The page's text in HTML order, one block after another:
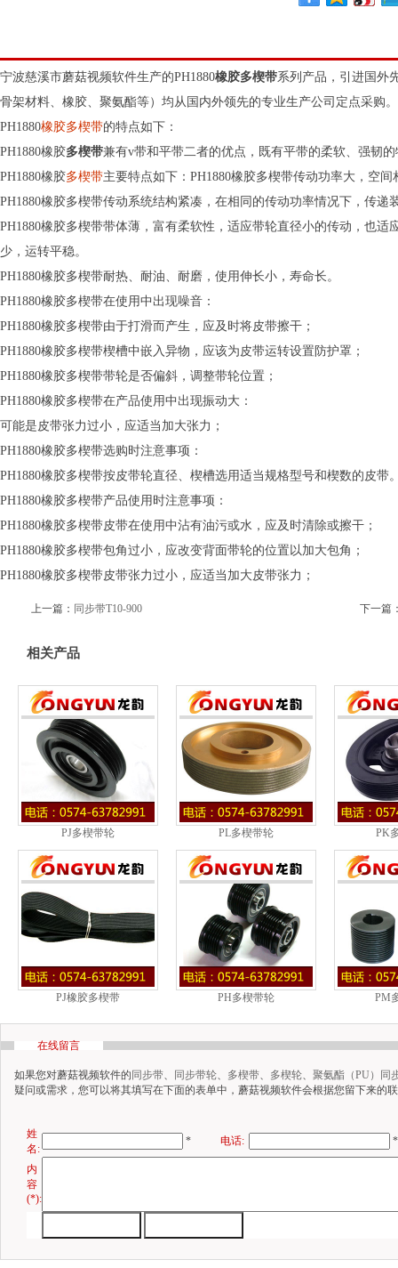
宁波慈溪市蘑菇视频软件生产的PH1880橡胶多楔带系列产品，引进国外
骨架材料、橡胶、聚氨酯等）均从国内外领先的专业生产公司定点采购。
PH1880橡胶多楔带的特点如下：
PH1880橡胶多楔带兼有v带和平带二者的优点，既有平带的柔软、强韧的
PH1880橡胶多楔带主要特点如下：PH1880橡胶多楔带传动功率大，空间
PH1880橡胶多楔带传动系统结构紧凑，在相同的传动功率情况下，传递
PH1880橡胶多楔带带体薄，富有柔软性，适应带轮直径小的传动，也适
少，运转平稳。
PH1880橡胶多楔带耐热、耐油、耐磨，使用伸长小，寿命长。
PH1880橡胶多楔带在使用中出现噪音：
PH1880橡胶多楔带由于打滑而产生，应及时将皮带擦干；
PH1880橡胶多楔带楔槽中嵌入异物，应该为皮带运转设置防护罩；
PH1880橡胶多楔带带轮是否偏斜，调整带轮位置；
PH1880橡胶多楔带在产品使用中出现振动大：
可能是皮带张力过小，应适当加大张力；
PH1880橡胶多楔带选购时注意事项：
PH1880橡胶多楔带按皮带轮直径、楔槽选用适当规格型号和楔数的皮带
PH1880橡胶多楔带产品使用时注意事项：
PH1880橡胶多楔带皮带在使用中沾有油污或水，应及时清除或擦干；
PH1880橡胶多楔带包角过小，应改变背面带轮的位置以加大包角；
PH1880橡胶多楔带皮带张力过小，应适当加大皮带张力；
上一篇： 同步带T10-900 下一篇
相关产品
PJ多楔带轮 PL多楔带轮 PK
PJ橡胶多楔带 PH多楔带轮 PM
在线留言
如果您对蘑菇视频软件的 同步带、 同步带轮、 多楔带、 多楔轮、 聚氨酯（PU）同
疑问或需求，您可以将其填写在下面的表单中，蘑菇视频软件会根据您留下来的联
姓
名:
* 电话: *
内
容
(*):